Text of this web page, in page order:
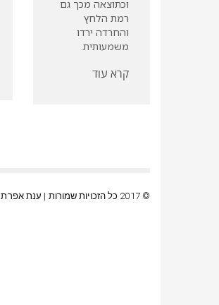
וכתוצאה מכך גם
רמת הלחץ
והחרדה ירדו
משמעותית.
קרא עוד
© 2017 כל הזכויות שמורות | ענת אפרת